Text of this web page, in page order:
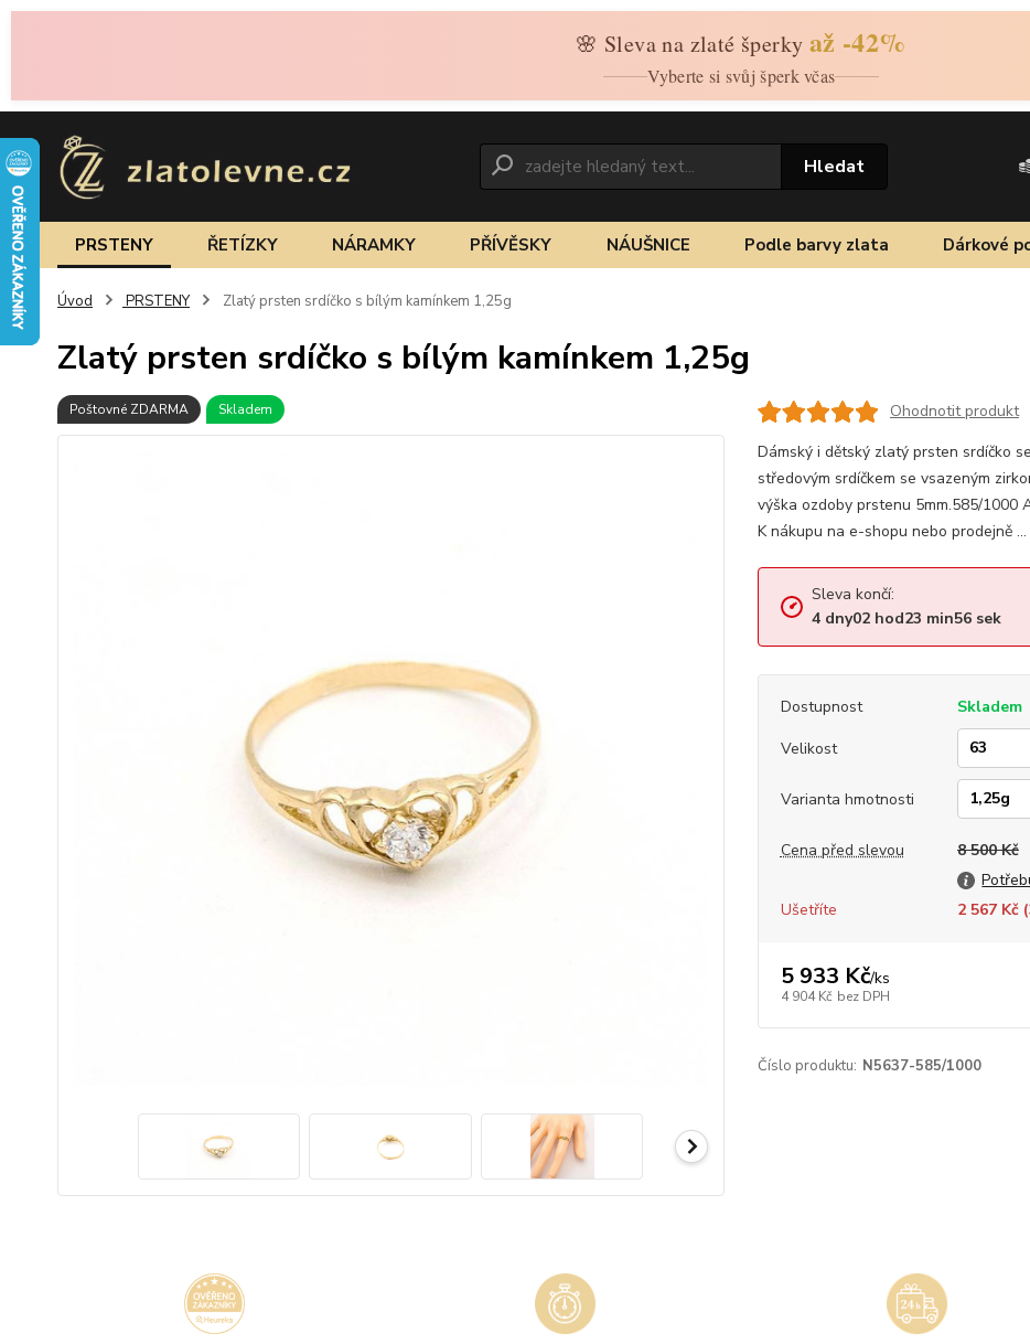
🌸 Sleva na zlaté šperky až -42%
Vyberte si svůj šperk včas
Hledat
PRSTENY ŘETÍZKY NÁRAMKY PŘÍVĚSKY NÁUŠNICE Podle barvy zlata Dárkové
Úvod PRSTENY Zlatý prsten srdíčko s bílým kamínkem 1,25g
Zlatý prsten srdíčko s bílým kamínkem 1,25g
Poštovné ZDARMA Skladem
Ohodnotit produkt
Dámský i dětský zlatý prsten srdíčko
středovým srdíčkem se vsazeným
výška ozdoby prstenu 5mm.585/1000
K nákupu na e-shopu nebo prodejně ...
Sleva končí:
4 dny02hod23 min55sek
Dostupnost
Skladem
Velikost
Varianta hmotnosti
Cena před slevou
8 500 Kč
Ušetříte
2 567 Kč (
5 933 Kč/ks
4 904 Kč bez DPH
Číslo produktu: N5637-585/1000